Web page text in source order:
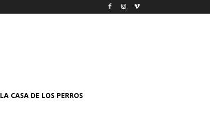
LA CASA DE LOS PERROS